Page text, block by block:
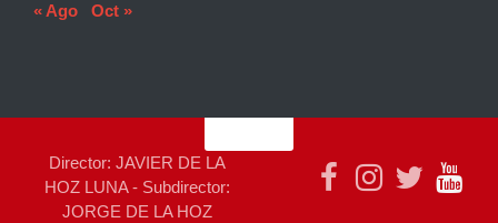
« Ago
Oct »
Director: JAVIER DE LA
HOZ LUNA - Subdirector:
JORGE DE LA HOZ